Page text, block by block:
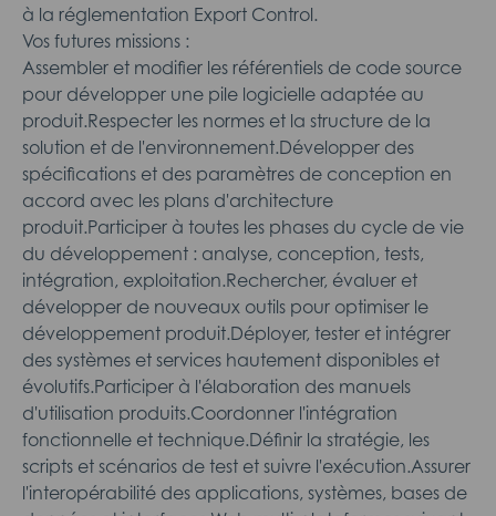
à la réglementation Export Control.
Vos futures missions :
Assembler et modifier les référentiels de code source
pour développer une pile logicielle adaptée au
produit.Respecter les normes et la structure de la
solution et de l'environnement.Développer des
spécifications et des paramètres de conception en
accord avec les plans d'architecture
produit.Participer à toutes les phases du cycle de vie
du développement : analyse, conception, tests,
intégration, exploitation.Rechercher, évaluer et
développer de nouveaux outils pour optimiser le
développement produit.Déployer, tester et intégrer
des systèmes et services hautement disponibles et
évolutifs.Participer à l'élaboration des manuels
d'utilisation produits.Coordonner l'intégration
fonctionnelle et technique.Définir la stratégie, les
scripts et scénarios de test et suivre l'exécution.Assurer
l'interopérabilité des applications, systèmes, bases de